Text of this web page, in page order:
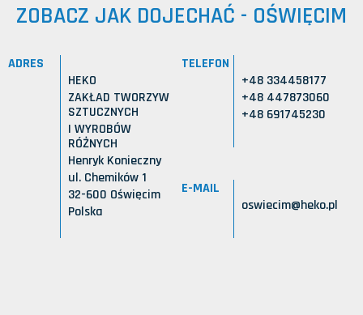
ZOBACZ JAK DOJECHAĆ - OŚWIĘCIM
ADRES
HEKO
ZAKŁAD TWORZYW
SZTUCZNYCH
I WYROBÓW
RÓŻNYCH
Henryk Konieczny
ul. Chemików 1
32-600 Oświęcim
Polska
TELEFON
+48 334458177
+48 447873060
+48 691745230
E-MAIL
oswiecim@heko.pl